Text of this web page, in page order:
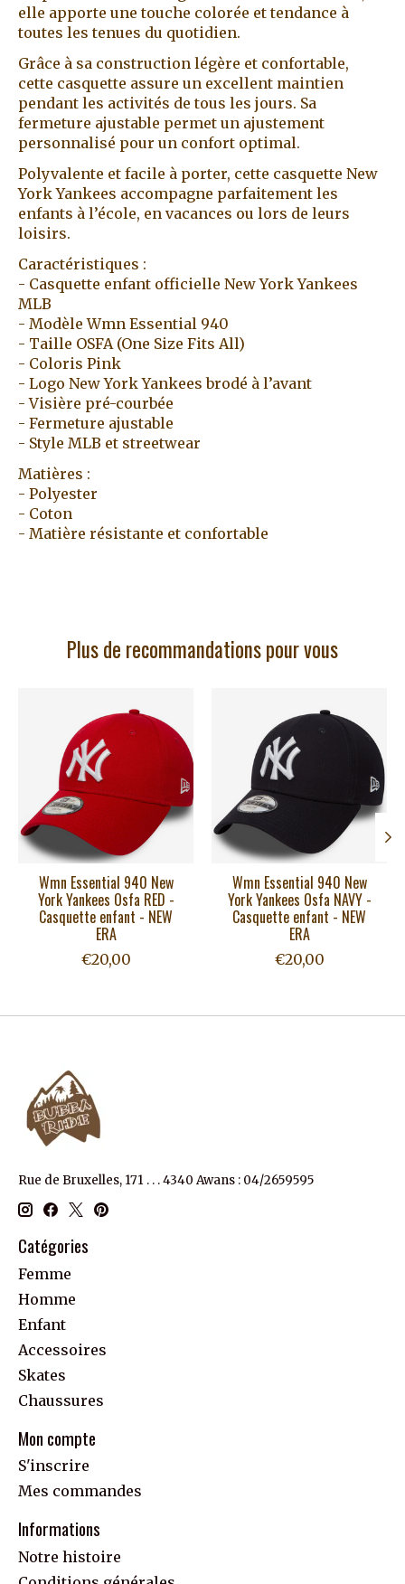
elle apporte une touche colorée et tendance à
toutes les tenues du quotidien.
Grâce à sa construction légère et confortable,
cette casquette assure un excellent maintien
pendant les activités de tous les jours. Sa
fermeture ajustable permet un ajustement
personnalisé pour un confort optimal.
Polyvalente et facile à porter, cette casquette New
York Yankees accompagne parfaitement les
enfants à l’école, en vacances ou lors de leurs
loisirs.
Caractéristiques :
- Casquette enfant officielle New York Yankees
MLB
- Modèle Wmn Essential 940
- Taille OSFA (One Size Fits All)
- Coloris Pink
- Logo New York Yankees brodé à l’avant
- Visière pré-courbée
- Fermeture ajustable
- Style MLB et streetwear
Matières :
- Polyester
- Coton
- Matière résistante et confortable
Plus de recommandations pour vous
Wmn Essential 940 New
York Yankees Osfa RED -
Casquette enfant - NEW
ERA
€20,00
Wmn Essential 940 New
York Yankees Osfa NAVY -
Casquette enfant - NEW
ERA
€20,00
Rue de Bruxelles, 171 . . . 4340 Awans : 04/2659595
Catégories
Femme
Homme
Enfant
Accessoires
Skates
Chaussures
Mon compte
S'inscrire
Mes commandes
Informations
Notre histoire